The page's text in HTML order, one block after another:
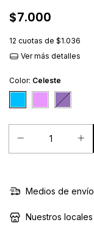
$7.000
12 cuotas de $1.036
Ver más detalles
Color: Celeste
Medios de envío
Nuestros locales